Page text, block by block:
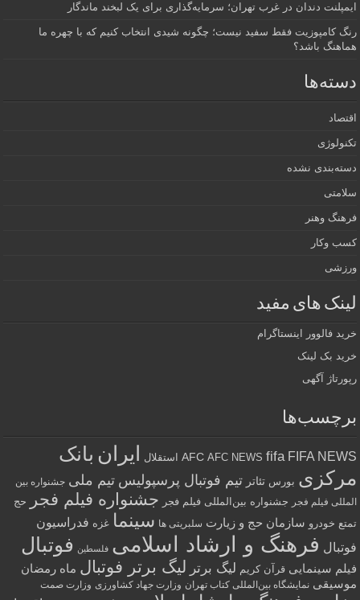
ایمپلنت دندان در غرب تهران؛ سرمایه‌گذاری برای یک لبخند ماندگار
رنگ کامپوزیت فقط سفید نیست؛ چگونه شیدی انتخاب کنیم که با چهره ما
هماهنگ باشد؟
دسته‌ها
اقتصاد
تکنولوژی
دسته‌بندی نشده
سلامتی
فرهنگ وهنر
کسب وکار
ورزشی
لینک های مفید
خرید فالوور اینستاگرام
خرید بک لینک
رپورتاژ آگهی
برچسب‌ها
AFC AFC NEWS fifa FIFA NEWS استقلال ایران بانک
مرکزی بورس تئاتر تیم فوتبال پرسپولیس تیم ملی جشنواره بین
المللی فیلم فجر جشنواره بین‌المللی فیلم فجر جشنواره فیلم فجر
حج
تمتع خودرو سازمان حج و زیارت سلبریتی ها سینما غزه فدراسیون
فوتبال فرهنگ و ارشاد اسلامی فلسطین فوتبال
فیلم سینمایی قرآن کریم لیگ برتر لیگ برتر فوتبال ماه رمضان
موسیقی نمایشگاه بین‌المللی کتاب تهران وزارت جهاد کشاورزی وزارت صمت